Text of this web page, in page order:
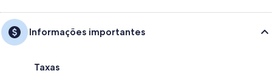
Informações importantes
Taxas